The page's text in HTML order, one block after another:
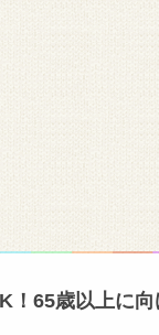
！65歳以上に